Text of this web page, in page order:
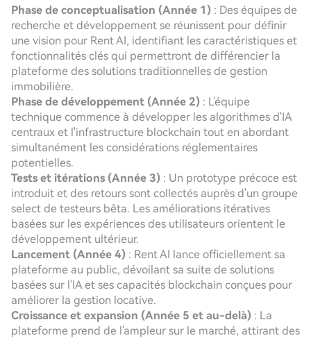
Phase de conceptualisation (Année 1) : Des équipes de
recherche et développement se réunissent pour définir
une vision pour Rent AI, identifiant les caractéristiques et
fonctionnalités clés qui permettront de différencier la
plateforme des solutions traditionnelles de gestion
immobilière.
Phase de développement (Année 2) : L'équipe
technique commence à développer les algorithmes d'IA
centraux et l'infrastructure blockchain tout en abordant
simultanément les considérations réglementaires
potentielles.
Tests et itérations (Année 3) : Un prototype précoce est
introduit et des retours sont collectés auprès d'un groupe
select de testeurs bêta. Les améliorations itératives
basées sur les expériences des utilisateurs orientent le
développement ultérieur.
Lancement (Année 4) : Rent AI lance officiellement sa
plateforme au public, dévoilant sa suite de solutions
basées sur l'IA et ses capacités blockchain conçues pour
améliorer la gestion locative.
Croissance et expansion (Année 5 et au-delà) : La
plateforme prend de l'ampleur sur le marché, attirant des